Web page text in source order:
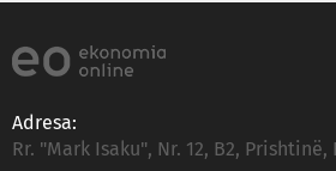
Adresa:
Rr. "Mark Isaku", Nr. 12, B2,